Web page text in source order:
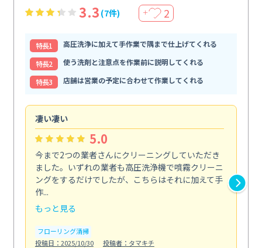
3.3 (7件) ＋ 2
特⻑1
高圧洗浄に加えて手作業で隅まで仕上げてくれる
特⻑2
使う洗剤と注意点を作業前に説明してくれる
特⻑3
店舗は営業の予定に合わせて作業してくれる
凄い凄い
5.0
今まで2つの業者さんにクリーニングしていただき
ました。いずれの業者も高圧洗浄機で噴霧クリーニ
ングをするだけでしたが、こちらはそれに加えて手
作...
もっと見る
フローリング清掃
投稿日：2025/10/30
投稿者：タマキチ